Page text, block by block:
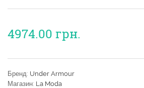
4974.00 грн.
Бренд: Under Armour
Магазин: La Moda